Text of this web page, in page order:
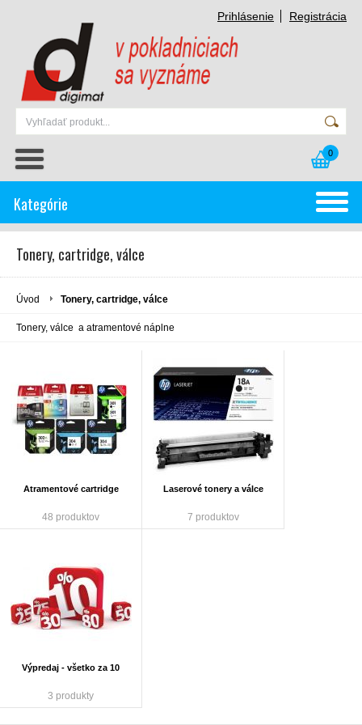
Prihlásenie Registrácia
0
Kategórie
Tonery, cartridge, válce
Úvod Tonery, cartridge, válce
Tonery, válce a atramentové náplne
Atramentové cartridge
48 produktov
Laserové tonery a válce
7 produktov
Výpredaj - všetko za 10
3 produkty